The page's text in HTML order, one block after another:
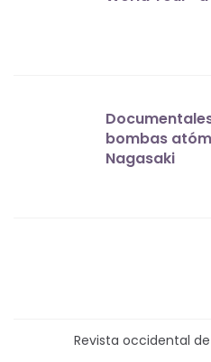
bombas
Nagasaki
Revista occidental